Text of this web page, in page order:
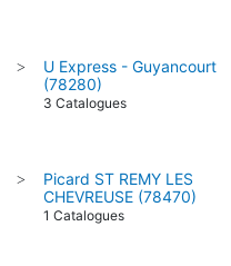
>
U Express - Guyancourt
(78280)
3 Catalogues
>
Picard ST REMY LES
CHEVREUSE (78470)
1 Catalogues